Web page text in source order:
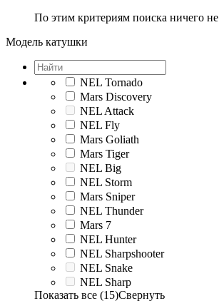
По этим критериям поиска ничего
Модель катушки
NEL Tornado
Mars Discovery
NEL Attack
NEL Fly
Mars Goliath
Mars Tiger
NEL Big
NEL Storm
Mars Sniper
NEL Thunder
Mars 7
NEL Hunter
NEL Sharpshooter
NEL Snake
NEL Sharp
Показать все (15)Свернуть